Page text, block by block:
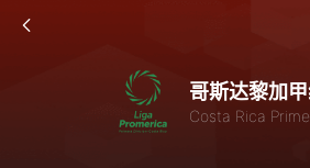
哥斯达黎加
Costa Rica